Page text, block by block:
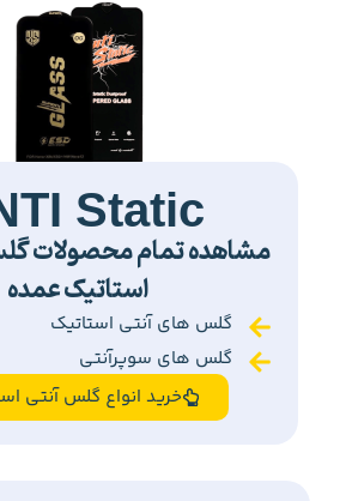
Static
مشاهده تمام محصولات
استاتیک عمده
گلس های آنتی استاتیک
گلس های سوپرآنتی
خرید انواع گلس آنتی